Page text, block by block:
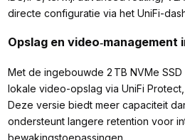
directe configuratie via het UniFi-
Opslag en video‑management
Met de ingebouwde 2 TB NVMe
lokale video-opslag via UniFi
Deze versie biedt meer capaciteit
ondersteunt langere retention voor
bewakingstoepassingen.